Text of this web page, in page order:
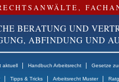
BERATUNG UND
ABFINDUNG UND
aktuell Handbuch Arbeitsrecht Gesetze
Tipps & Tricks Arbeitsrecht Muster